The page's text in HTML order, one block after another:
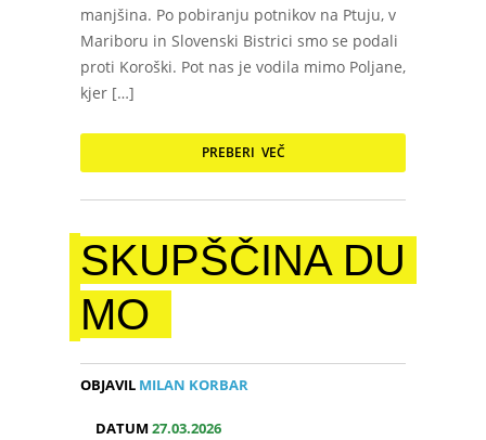
manjšina. Po pobiranju potnikov na Ptuju, v
Mariboru in Slovenski Bistrici smo se podali
proti Koroški. Pot nas je vodila mimo Poljane,
kjer […]
PREBERI VEČ
SKUPŠČINA DU
MO
OBJAVIL MILAN KORBAR
DATUM27.03.2026